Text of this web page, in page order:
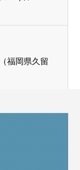
福岡県久留